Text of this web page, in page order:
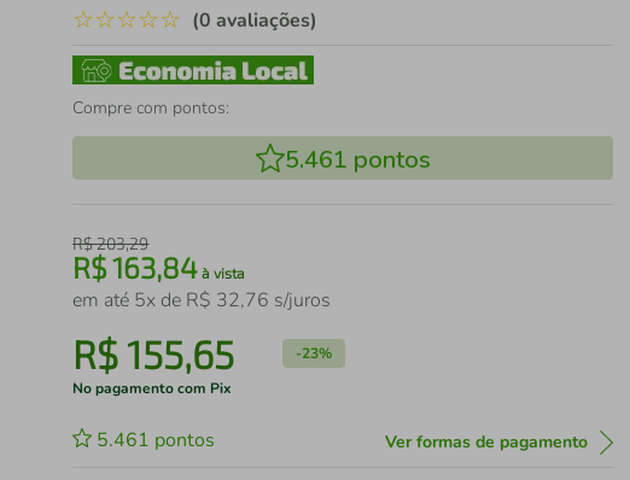
☆☆☆☆☆ (0 avaliações)
Compre com pontos:
5.461 pontos
R$203,29
R$163,84 à vista
em até 5x de R$ 32,76 s/juros
R$155,65 -23%
No pagamento com Pix
5.461 pontos Ver formas de pagamento